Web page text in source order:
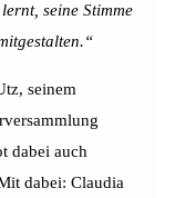
seine Stimme
seinem
dabei auch
dabei: Claudia